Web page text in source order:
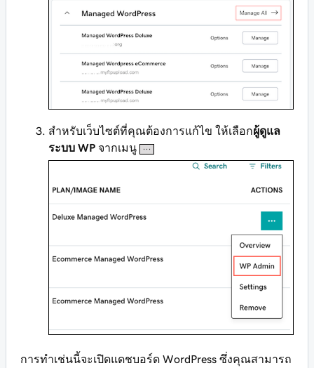
สำหรับเว็บไซต์ที่คุณต้องการแก้ไข ให้เลือกผู้ดูแล
ระบบ WP จากเมนู
การทำเช่นนี้จะเปิดแดชบอร์ด WordPress ซึ่งคุณสามารถ